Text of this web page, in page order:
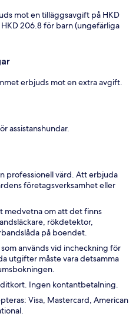
mot en tilläggsavgift på HKD
206.8 för barn (ungefärliga
erbjuds mot en extra avgift.
assistanshundar.
professionell värd. Att erbjuda
företagsverksamhet eller
medvetna om att det finns
rökdetektor,
på boendet.
används vid incheckning för
utgifter måste vara detsamma
Ingen kontantbetalning.
Visa, Mastercard, American